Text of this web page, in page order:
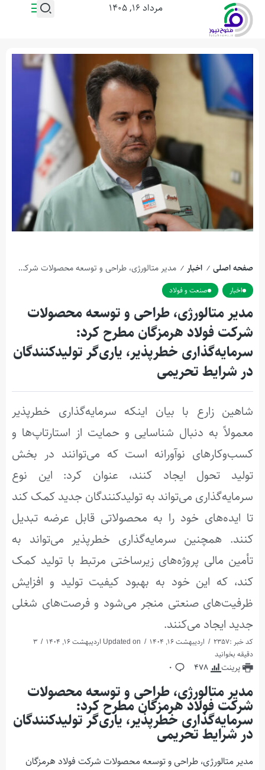
مرداد ۱۶, ۱۴۰۵
صفحه اصلی / اخبار / مدیر متالورژی، طراحی و توسعه محصولات شرکت فولاد هرمزگان مطرح کرد: سرمایه‌گذاری خطرپذیر، یاری‌گر تولیدکنندگان در شرایط تحریمی
اخبار صنعت و فولاد
مدیر متالورژی، طراحی و توسعه محصولات
شرکت فولاد هرمزگان مطرح کرد:
سرمایه‌گذاری خطرپذیر، یاری‌گر تولیدکنندگان
در شرایط تحریمی
شاهین زارع با بیان اینکه سرمایه‌گذاری خطرپذیر
معمولاً به دنبال شناسایی و حمایت از استارتاپ‌ها و
کسب‌وکارهای نوآورانه است که می‌توانند در بخش
تولید تحول ایجاد کنند، عنوان کرد: این نوع
سرمایه‌گذاری می‌تواند به تولیدکنندگان جدید کمک کند
تا ایده‌های خود را به محصولاتی قابل عرضه تبدیل
کنند. همچنین سرمایه‌گذاری خطرپذیر می‌تواند به
تأمین مالی پروژه‌های زیرساختی مرتبط با تولید کمک
کند، که این خود به بهبود کیفیت تولید و افزایش
ظرفیت‌های صنعتی منجر می‌شود و فرصت‌های شغلی
جدید ایجاد می‌کنند.
کد خبر :2357 اردیبهشت 16, 1404
3
دقیقه بخوانید
پرینت 478
0
مدیر متالورژی، طراحی و توسعه محصولات
شرکت فولاد هرمزگان مطرح کرد:
سرمایه‌گذاری خطرپذیر، یاری‌گر تولیدکنندگان
در شرایط تحریمی
مدیر متالورژی، طراحی و توسعه محصولات شرکت فولاد هرمزگان